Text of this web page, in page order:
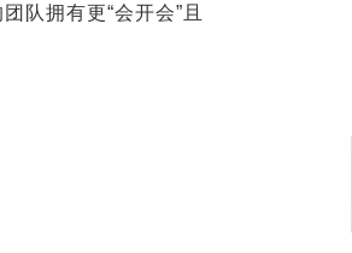
队拥有更“会开会”且